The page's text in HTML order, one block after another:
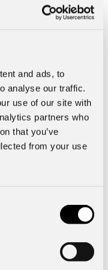
and ads, to
analyse our traffic.
use of our site with
partners who
that you’ve
from your use